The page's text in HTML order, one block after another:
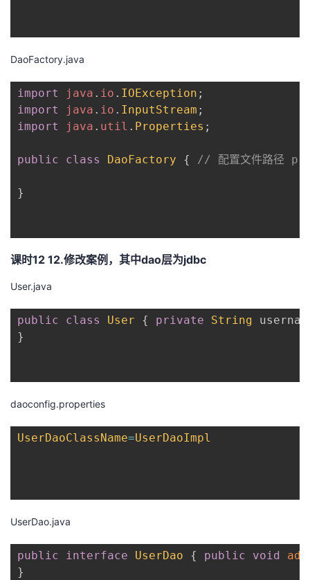
DaoFactory.java
import java . io . IOException ;
import
java . io . InputStream ;
import
java . util . Properties ;
public class DaoFactory { // 配置文件路径
}
课时12 12.修改案例，其中dao层为jdbc
User.java
public class User { private String
}
daoconfig.properties
UserDaoClassName=UserDaoImpl
UserDao.java
public interface UserDao { public void
}